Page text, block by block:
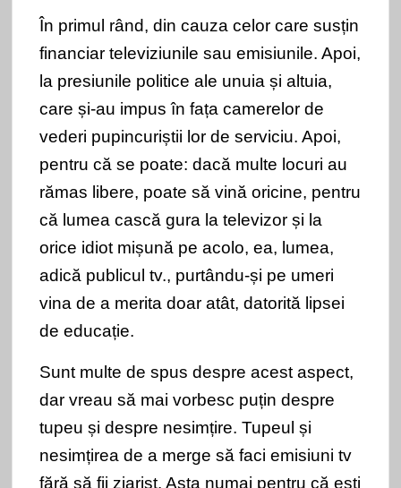
În primul rând, din cauza celor care susțin
financiar televiziunile sau emisiunile. Apoi,
la presiunile politice ale unuia și altuia,
care și-au impus în fața camerelor de
vederi pupincuriștii lor de serviciu. Apoi,
pentru că se poate: dacă multe locuri au
rămas libere, poate să vină oricine, pentru
că lumea cască gura la televizor și la
orice idiot mișună pe acolo, ea, lumea,
adică publicul tv., purtându-și pe umeri
vina de a merita doar atât, datorită lipsei
de educație.
Sunt multe de spus despre acest aspect,
dar vreau să mai vorbesc puțin despre
tupeu și despre nesimțire. Tupeul și
nesimțirea de a merge să faci emisiuni tv
fără să fii ziarist. Asta numai pentru că ești